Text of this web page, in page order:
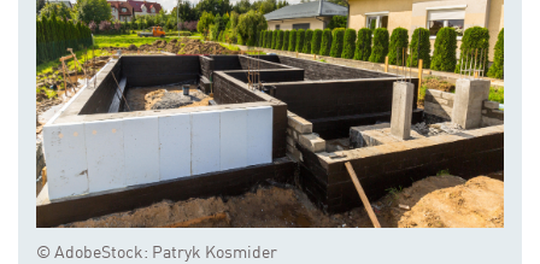
© AdobeStock: Patryk Kosmider